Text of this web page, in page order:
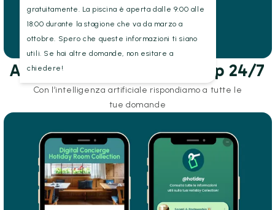
Assistenza AI via whatsapp 24/7
Con l’intelligenza artificiale rispondiamo a tutte le
tue domande
gratuitamente. La piscina è aperta dalle 9:00 alle
18:00 durante la stagione che va da marzo a
ottobre. Spero che queste informazioni ti siano
utili. Se hai altre domande, non esitare a
chiedere!